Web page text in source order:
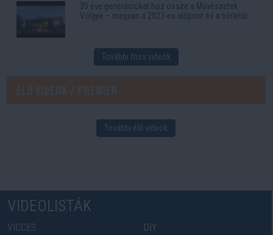
35 éve generációkat hoz össze a Művészetek
Völgye – megvan a 2027-es időpont és a bérletár
További friss videók
További élő videók
VIDEOLISTÁK
VICCES
DIY